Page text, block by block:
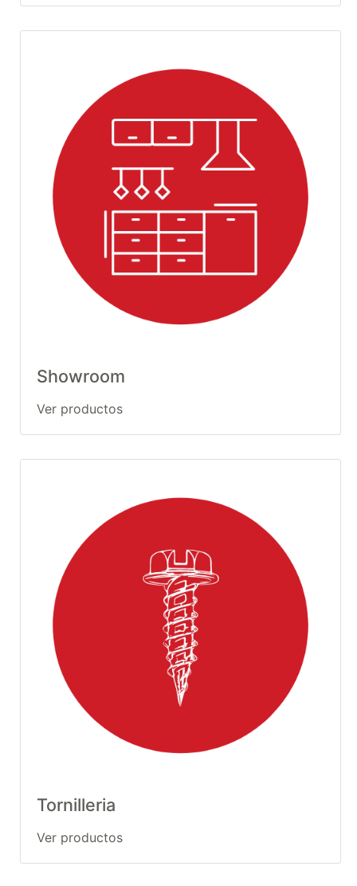
Showroom
Ver productos
Tornilleria
Ver productos